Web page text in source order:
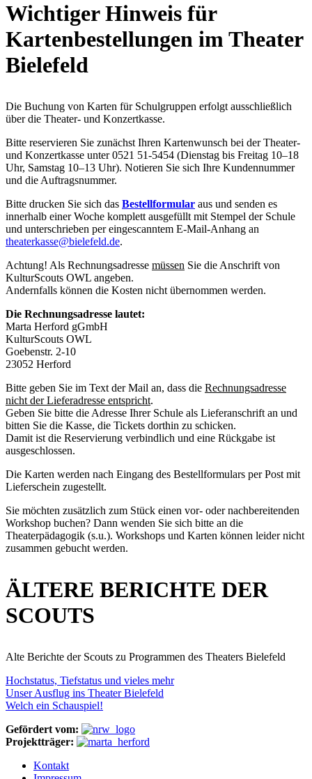
Wichtiger Hinweis für
Kartenbestellungen im Theater
Bielefeld
Die Buchung von Karten für Schulgruppen erfolgt ausschließlich
über die Theater- und Konzertkasse.
Bitte reservieren Sie zunächst Ihren Kartenwunsch bei der Theater-
und Konzertkasse unter 0521 51-5454 (Dienstag bis Freitag 10–18
Uhr, Samstag 10–13 Uhr). Notieren Sie sich Ihre Kundennummer
und die Auftragsnummer.
Bitte drucken Sie sich das Bestellformular aus und senden es
innerhalb einer Woche komplett ausgefüllt mit Stempel der Schule
und unterschrieben per eingescanntem E-Mail-Anhang an
theaterkasse@bielefeld.de.
Achtung! Als Rechnungsadresse müssen Sie die Anschrift von
KulturScouts OWL angeben.
Andernfalls können die Kosten nicht übernommen werden.
Die Rechnungsadresse lautet:
Marta Herford gGmbH
KulturScouts OWL
Goebenstr. 2-10
23052 Herford
Bitte geben Sie im Text der Mail an, dass die Rechnungsadresse
nicht der Lieferadresse entspricht.
Geben Sie bitte die Adresse Ihrer Schule als Lieferanschrift an und
bitten Sie die Kasse, die Tickets dorthin zu schicken.
Damit ist die Reservierung verbindlich und eine Rückgabe ist
ausgeschlossen.
Die Karten werden nach Eingang des Bestellformulars per Post mit
Lieferschein zugestellt.
Sie möchten zusätzlich zum Stück einen vor- oder nachbereitenden
Workshop buchen? Dann wenden Sie sich bitte an die
Theaterpädagogik (s.u.). Workshops und Karten können leider nicht
zusammen gebucht werden.
ÄLTERE BERICHTE DER
SCOUTS
Alte Berichte der Scouts zu Programmen des Theaters Bielefeld
Hochstatus, Tiefstatus und vieles mehr
Unser Ausflug ins Theater Bielefeld
Welch ein Schauspiel!
Gefördert vom:
Projektträger:
Kontakt